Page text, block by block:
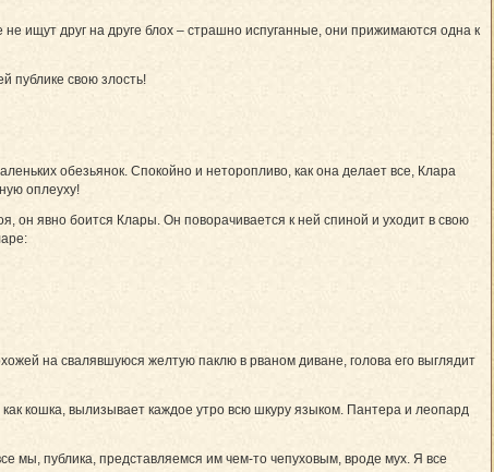
ищут друг на друге блох – страшно испуганные, они прижимаются одна к
публике свою злость!
обезьянок. Спокойно и неторопливо, как она делает все, Клара
оплеуху!
он явно боится Клары. Он поворачивается к ней спиной и уходит в свою
на свалявшуюся желтую паклю в рваном диване, голова его выглядит
кошка, вылизывает каждое утро всю шкуру языком. Пантера и леопард
мы, публика, представляемся им чем-то чепуховым, вроде мух. Я все